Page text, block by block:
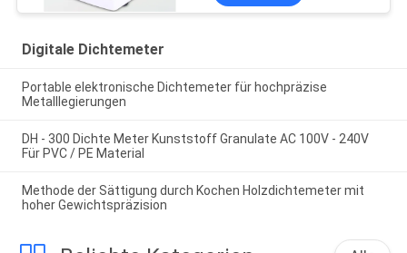
Flüssigkeit
Digitale Dichtemeter
Portable elektronische Dichtemeter für hochpräzise
Metalllegierungen
DH - 300 Dichte Meter Kunststoff Granulate AC 100V - 240V
Für PVC / PE Material
Methode der Sättigung durch Kochen Holzdichtemeter mit
hoher Gewichtspräzision